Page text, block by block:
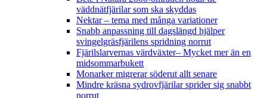
väddnätfjärilar som ska skyddas
Nektar – tema med många variationer
Snabb anpassning till dagslängd hjälper
svingelgräsfjärilens spridning norrut
Fjärilslarvernas värdväxter– Mycket mer än en
midsommarbukett
Monarker migrerar söderut allt senare
Mindre kräsna sydrovfjärilar sprider sig snabbt
norrut